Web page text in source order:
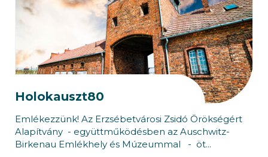
Holokauszt80
Emlékezzünk! Az Erzsébetvárosi Zsidó Örökségért
Alapítvány - együttműködésben az Auschwitz-
Birkenau Emlékhely és Múzeummal - öt...